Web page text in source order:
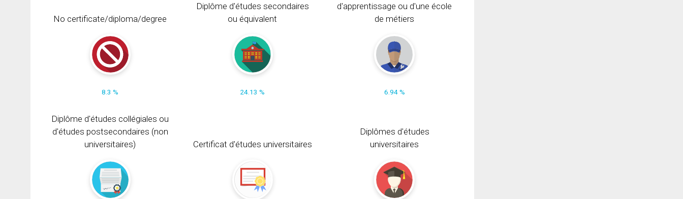
No certificate/diploma/degree
8.3 %
Diplôme d'études secondaires
ou équivalent
24.13 %
d'apprentissage ou d'une école
de métiers
6.94 %
Diplôme d'études collégiales ou
d'études postsecondaires (non
universitaires)
Certificat d'études universitaires
Diplômes d'études
universitaires